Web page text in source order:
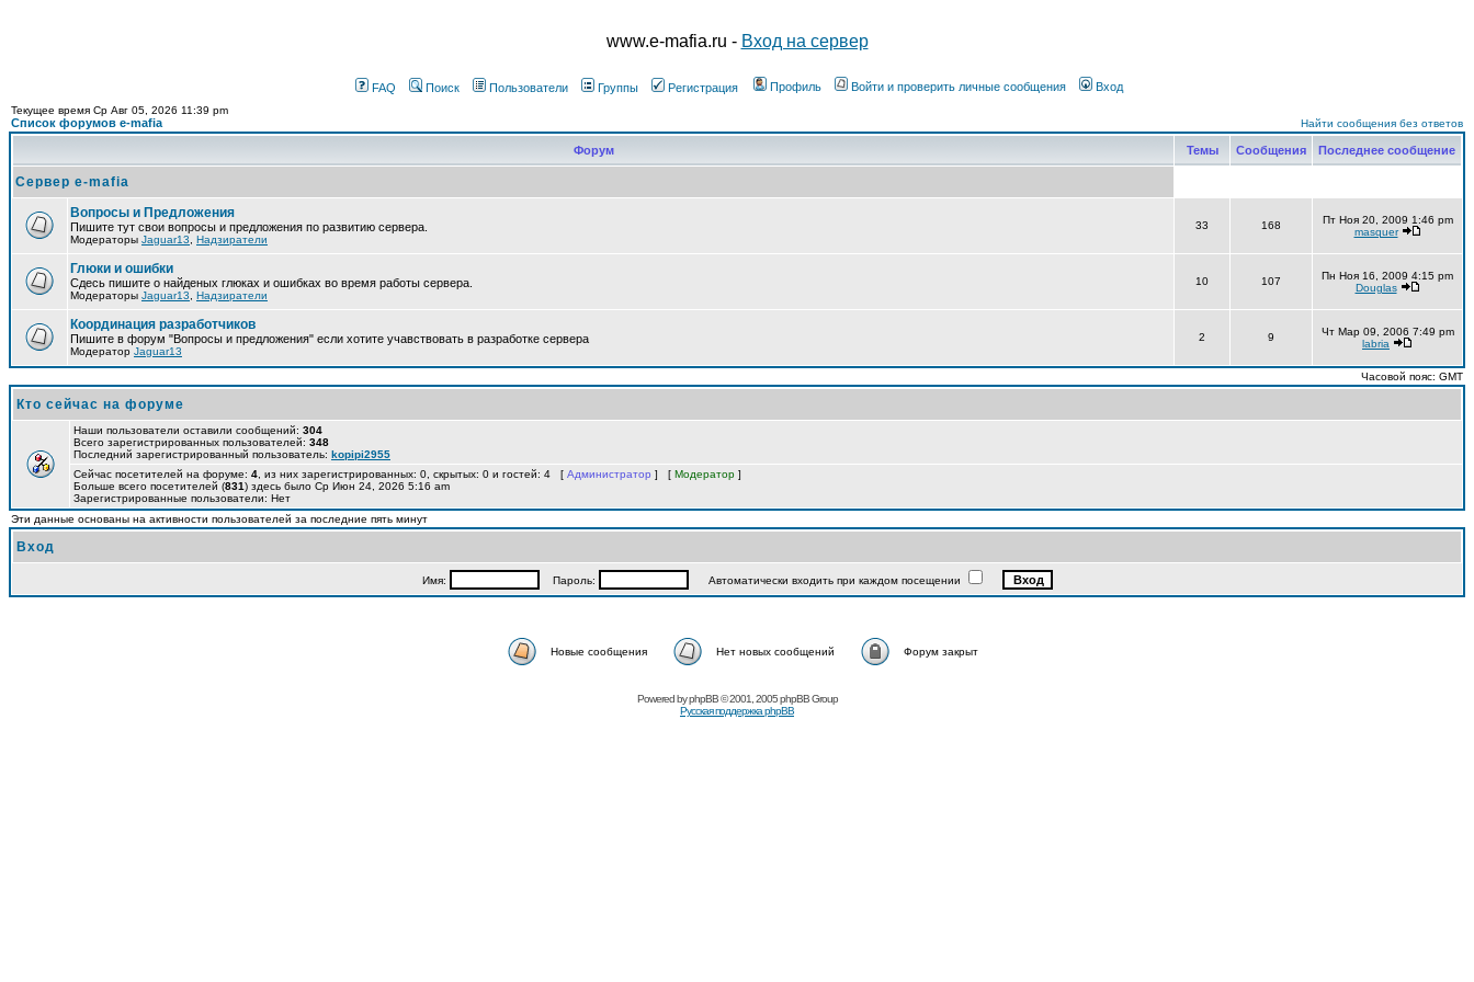
www.e-mafia.ru - Вход на сервер
FAQ Поиск Пользователи Группы Регистрация Профиль Войти и проверить личные сообщения Вход
Текущее время Ср Авг 05, 2026 11:39 pm
Список форумов e-mafia Найти сообщения без ответов
Форум Темы Сообщения Последнее сообщение
Сервер e-mafia
Вопросы и Предложения
Пишите тут свои вопросы и предложения по развитию сервера.
Модераторы Jaguar13 Надзиратели
33 168
Пт Ноя 20, 2009 1:46 pm
masquer
Глюки и ошибки
Сдесь пишите о найденых глюках и ошибках во время работы сервера.
Модераторы Jaguar13 Надзиратели
10 107
Пн Ноя 16, 2009 4:15 pm
Douglas
Координация разработчиков
Пишите в форум "Вопросы и предложения" если хотите учавствовать в разработке сервера
Модератор Jaguar13
2 9
Чт Мар 09, 2006 7:49 pm
labria
Часовой пояс: GMT
Кто сейчас на форуме
Наши пользователи оставили сообщений: 304
Всего зарегистрированных пользователей: 348
Последний зарегистрированный пользователь: kopipi2955
Сейчас посетителей на форуме: 4 , из них зарегистрированных: 0, скрытых: 0 и гостей: 4 [ Администратор ] [ Модератор ]
Больше всего посетителей (831) здесь было Ср Июн 24, 2026 5:16 am
Зарегистрированные пользователи: Нет
Эти данные основаны на активности пользователей за последние пять минут
Вход
Имя: Пароль: Автоматически входить при каждом посещении
Новые сообщения Нет новых сообщений Форум закрыт
Powered byphpBB© 2001, 2005 phpBB Group
Русская поддержка phpBB